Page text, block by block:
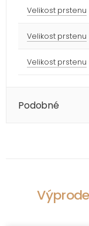
Velikost prstenu
Velikost prstenu
Velikost prstenu
Podobné